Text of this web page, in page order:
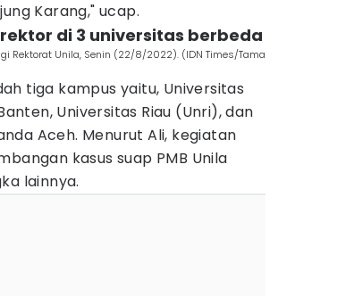
Karang," ucap.
di 3 universitas berbeda
Rektorat Unila, Senin (22/8/2022). (IDN Times/Tama
tiga kampus yaitu, Universitas
Universitas Riau (Unri), dan
Aceh. Menurut Ali, kegiatan
kasus suap PMB Unila
lainnya.